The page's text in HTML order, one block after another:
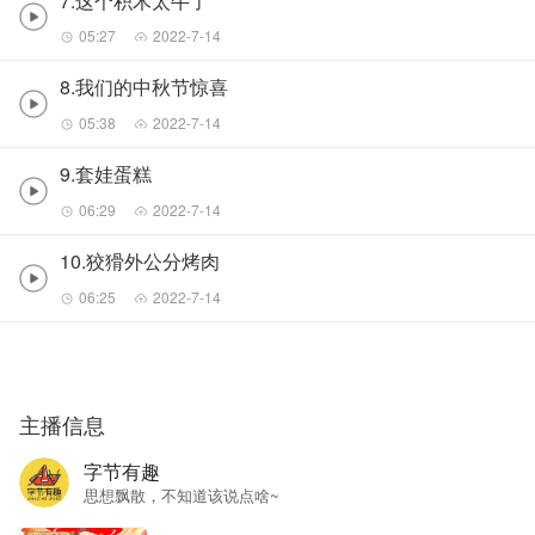
05:27 2022-7-14
8.我们的中秋节惊喜
05:38 2022-7-14
9.套娃蛋糕
06:29 2022-7-14
10.狡猾外公分烤肉
06:25 2022-7-14
主播信息
字节有趣
思想飘散，不知道该说点啥~